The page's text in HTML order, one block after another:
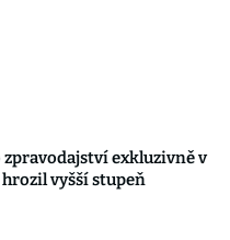
zpravodajství exkluzivně v
vyšší stupeň